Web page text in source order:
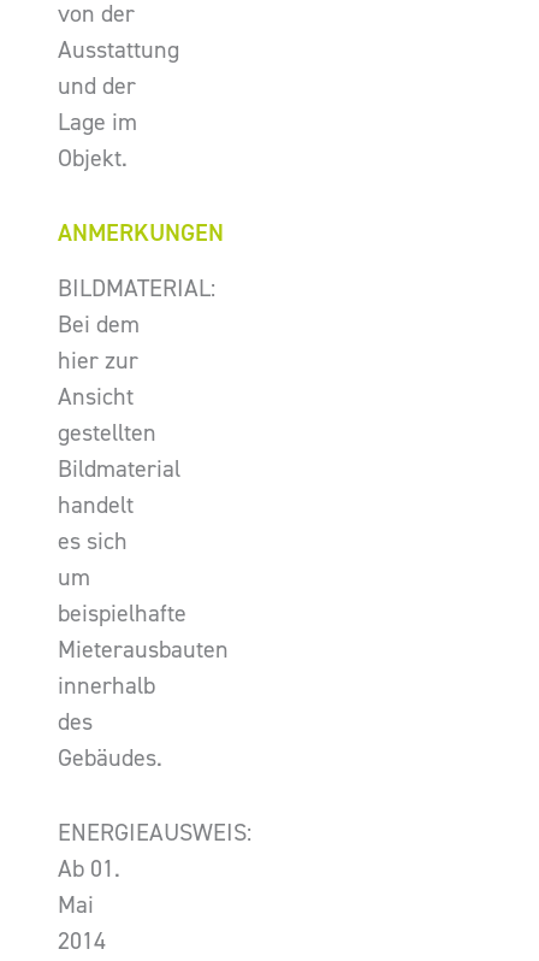
von der
Ausstattung
und der
Lage im
Objekt.
ANMERKUNGEN
BILDMATERIAL:
Bei dem
hier zur
Ansicht
gestellten
Bildmaterial
handelt
es sich
um
beispielhafte
Mieterausbauten
innerhalb
des
Gebäudes.
ENERGIEAUSWEIS:
Ab 01.
Mai
2014